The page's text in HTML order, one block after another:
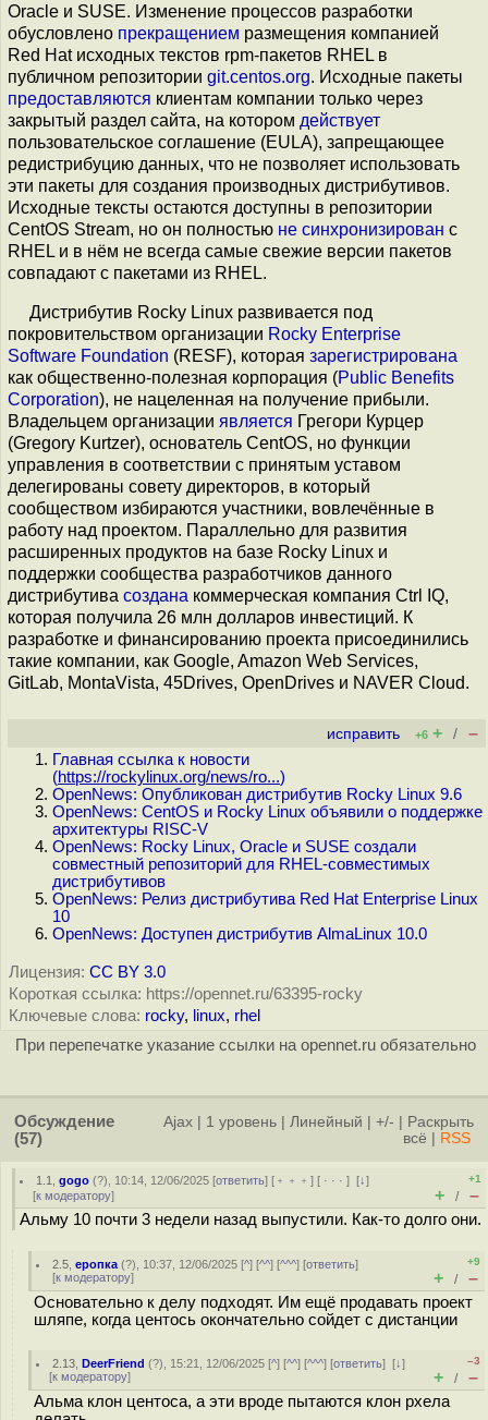
Oracle и SUSE. Изменение процессов разработки
обусловлено прекращением размещения компанией
Red Hat исходных текстов rpm-пакетов RHEL в
публичном репозитории git.centos.org. Исходные пакеты
предоставляются клиентам компании только через
закрытый раздел сайта, на котором действует
пользовательское соглашение (EULA), запрещающее
редистрибуцию данных, что не позволяет использовать
эти пакеты для создания производных дистрибутивов.
Исходные тексты остаются доступны в репозитории
CentOS Stream, но он полностью не синхронизирован с
RHEL и в нём не всегда самые свежие версии пакетов
совпадают с пакетами из RHEL.
Дистрибутив Rocky Linux развивается под
покровительством организации Rocky Enterprise
Software Foundation (RESF), которая зарегистрирована
как общественно-полезная корпорация (Public Benefits
Corporation), не нацеленная на получение прибыли.
Владельцем организации является Грегори Курцер
(Gregory Kurtzer), основатель CentOS, но функции
управления в соответствии с принятым уставом
делегированы совету директоров, в который
сообществом избираются участники, вовлечённые в
работу над проектом. Параллельно для развития
расширенных продуктов на базе Rocky Linux и
поддержки сообщества разработчиков данного
дистрибутива создана коммерческая компания Ctrl IQ,
которая получила 26 млн долларов инвестиций. К
разработке и финансированию проекта присоединились
такие компании, как Google, Amazon Web Services,
GitLab, MontaVista, 45Drives, OpenDrives и NAVER Cloud.
исправить +6 + / –
Главная ссылка к новости
(https://rockylinux.org/news/ro...)
OpenNews: Опубликован дистрибутив Rocky Linux 9.6
OpenNews: CentOS и Rocky Linux объявили о поддержке
архитектуры RISC-V
OpenNews: Rocky Linux, Oracle и SUSE создали
совместный репозиторий для RHEL-совместимых
дистрибутивов
OpenNews: Релиз дистрибутива Red Hat Enterprise Linux
10
OpenNews: Доступен дистрибутив AlmaLinux 10.0
Лицензия: CC BY 3.0
Короткая ссылка: https://opennet.ru/63395-rocky
Ключевые слова: rocky, linux, rhel
При перепечатке указание ссылки на opennet.ru обязательно
Обсуждение
(57)
Ajax 1 уровень Линейный +/-
Раскрыть
всё
RSS
1.1 ,gogo (?), 10:14, 12/06/2025 [ответить] [ ﹢﹢﹢] [ · · ·][↓]
[к модератору]
+1
+ / –
Альму 10 почти 3 недели назад выпустили. Как-то долго они.
2.5 ,еропка (?), 10:37, 12/06/2025 [^] [^^] [^^^] [ответить]
[к модератору]
+9
+ / –
Основательно к делу подходят. Им ещё продавать проект
шляпе, когда центось окончательно сойдет с дистанции
2.13 ,DeerFriend (?), 15:21, 12/06/2025 [^] [^^] [^^^] [ответить][↓]
[к модератору]
–3
+ / –
Альма клон центоса, а эти вроде пытаются клон рхела